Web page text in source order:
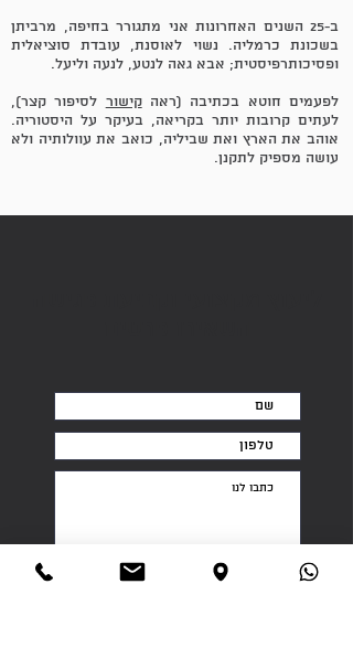
ב-25 השנים האחרונות אני מתגורר בחיפה, מרביתן
בשכונת כרמליה. נשוי לאוסנת, עובדת סוציאלית
ופסיכותרפיסטית; אבא גאה לנטע, לנעה וליעל.
לפעמים חוטא בכתיבה (ראהקישור לסיפור קצר),
לעתים קרובות יותר בקריאה, בעיקר על היסטוריה.
אוהב את הארץ ואת שביליה, כואב את עוולותיה ולא
עושה מספיק לתקנן.